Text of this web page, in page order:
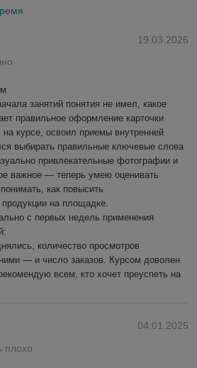
19.03.2026
занятий понятия не имел, какое
правильное оформление карточки
курсе, освоил приемы внутренней
выбирать правильные ключевые слова
привлекательные фотографии и
важное — теперь умею оценивать
как повысить
продукции на площадке.
с первых недель применения
количество просмотров
— и число заказов. Курсом доволен
всем, кто хочет преуспеть на
04.01.2025
плохо